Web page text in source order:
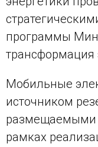
программы
трансформация
Мобильные
источником
размещаемыми
рамках